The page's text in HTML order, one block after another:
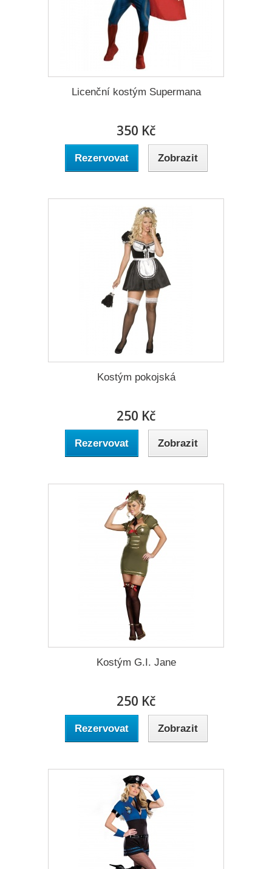
Licenční kostým Supermana
350 Kč
Rezervovat Zobrazit
Kostým pokojská
250 Kč
Rezervovat Zobrazit
Kostým G.I. Jane
250 Kč
Rezervovat Zobrazit